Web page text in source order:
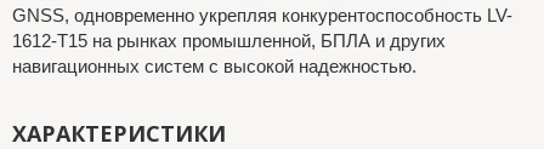
GNSS, одновременно укрепляя конкурентоспособность LV-
1612-T15 на рынках промышленной, БПЛА и других
навигационных систем с высокой надежностью.
ХАРАКТЕРИСТИКИ